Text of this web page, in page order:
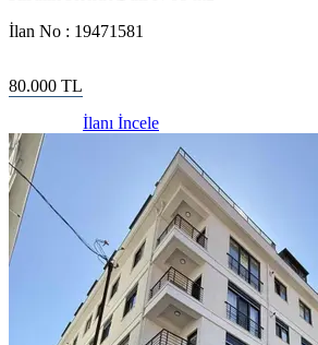
İlan No : 19471581
80.000 TL
İlanı İncele